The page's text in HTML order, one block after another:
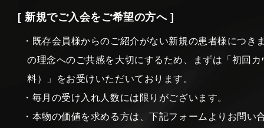
[ 新規でご入会をご希望の方へ ]
・既存会員様からのご紹介がない新規の患者様につき
の理念へのご共感を大切にするため、まずは「初回
料）」をお受けいただいております。
・毎月の受け入れ人数には限りがございます。
・本物の価値を求める方は、下記フォームよりお問い